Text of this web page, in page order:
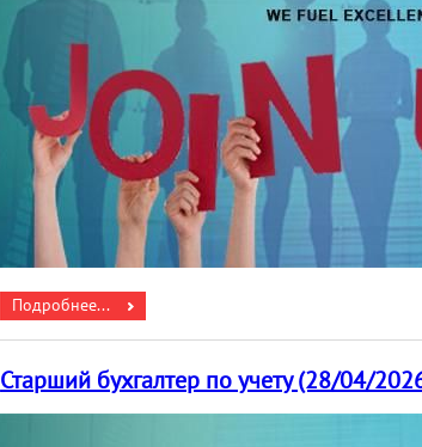
Подробнее...
Старший бухгалтер по учету (28/04/